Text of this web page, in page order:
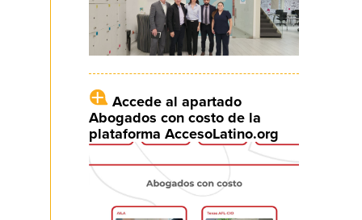
Accede al apartado
Abogados con costo de la
plataforma AccesoLatino.org